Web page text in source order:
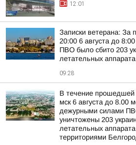
12:01
Записки ветерана:
20:00 6 августа до
ПВО было сбито 203
летательных
09:28
В течение прошедшей
мск 6 августа до 8.00
дежурными силами
уничтожены 203
летательных
территориями